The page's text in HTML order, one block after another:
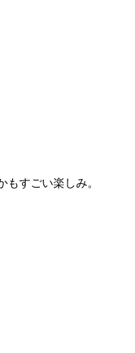
すごい楽しみ。